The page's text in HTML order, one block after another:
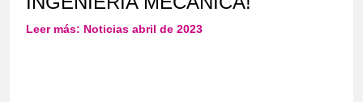
Leer más: Noticias abril de 2023